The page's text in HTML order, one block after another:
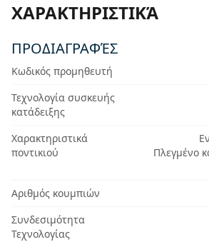
ΧΑΡΑΚΤΗΡΙΣΤΙΚΆ
ΠΡΟΔΙΑΓΡΑΦΈΣ
Κωδικός προμηθευτή
Τεχνολογία συσκευής
κατάδειξης
Χαρακτηριστικά
ποντικιού
Πλεγμένο
Αριθμός κουμπιών
Συνδεσιμότητα
Τεχνολογίας